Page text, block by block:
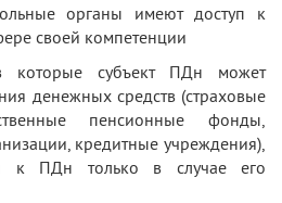
органы имеют доступ к
своей компетенции
которые субъект ПДн может
денежных средств (страховые
пенсионные фонды,
кредитные учреждения),
к ПДн только в случае его